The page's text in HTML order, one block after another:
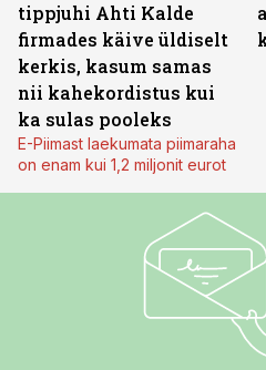
tippjuhi Ahti Kalde
firmades käive üldiselt
kerkis, kasum samas
nii kahekordistus kui
ka sulas pooleks
E-Piimast laekumata piimaraha
on enam kui 1,2 miljonit eurot